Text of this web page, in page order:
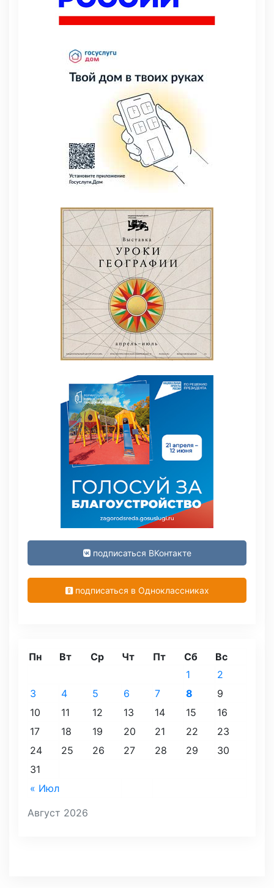
подписаться ВКонтакте
подписаться в Одноклассниках
Август 2026
Пн Вт Ср Чт Пт Сб Вс
« Июл
1
2
3
4 5 6 7 8
9
10
11 12 13 14 15
16
17
18 19 20 21 22
23
24
25 26 27 28 29
30
31